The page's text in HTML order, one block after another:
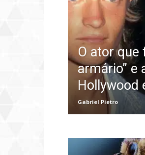
O ator que
armário” e
Hollywood
Gabriel Pietro